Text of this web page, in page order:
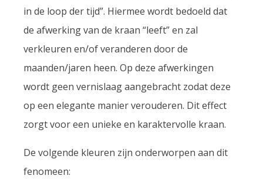
in de loop der tijd”. Hiermee wordt bedoeld dat
de afwerking van de kraan “leeft” en zal
verkleuren en/of veranderen door de
maanden/jaren heen. Op deze afwerkingen
wordt geen vernislaag aangebracht zodat deze
op een elegante manier verouderen. Dit effect
zorgt voor een unieke en karaktervolle kraan.
De volgende kleuren zijn onderworpen aan dit
fenomeen: